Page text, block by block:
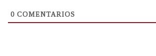
0 COMENTARIOS